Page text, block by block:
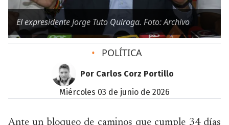
El expresidente Jorge Tuto Quiroga. Foto: Archivo
• POLÍTICA
Por Carlos Corz Portillo
miércoles 03 de junio de 2026
Ante un bloqueo de caminos que cumple 34 días